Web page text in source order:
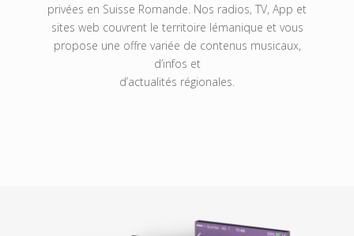
privées en Suisse Romande. Nos radios, TV, App et
sites web couvrent le territoire lémanique et vous
propose une offre variée de contenus musicaux,
d’infos et
d’actualités régionales.